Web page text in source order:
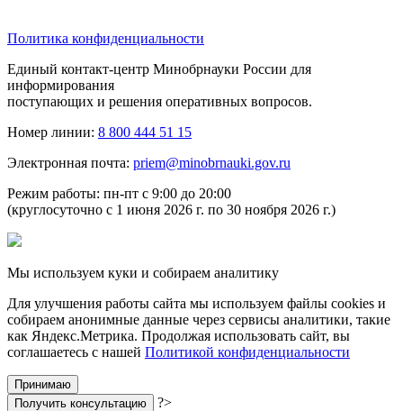
Политика конфиденциальности
Единый контакт-центр Минобрнауки России для
информирования
поступающих и решения оперативных вопросов.
Номер линии: 8 800 444 51 15
Электронная почта: priem@minobrnauki.gov.ru
Режим работы: пн-пт с 9:00 до 20:00
(круглосуточно с 1 июня 2026 г. по 30 ноября 2026 г.)
Мы используем куки и собираем аналитику
Для улучшения работы сайта мы используем файлы cookies и
собираем анонимные данные через сервисы аналитики, такие
как Яндекс.Метрика. Продолжая использовать сайт, вы
соглашаетесь с нашей Политикой конфиденциальности
Принимаю
Получить консультацию
?>